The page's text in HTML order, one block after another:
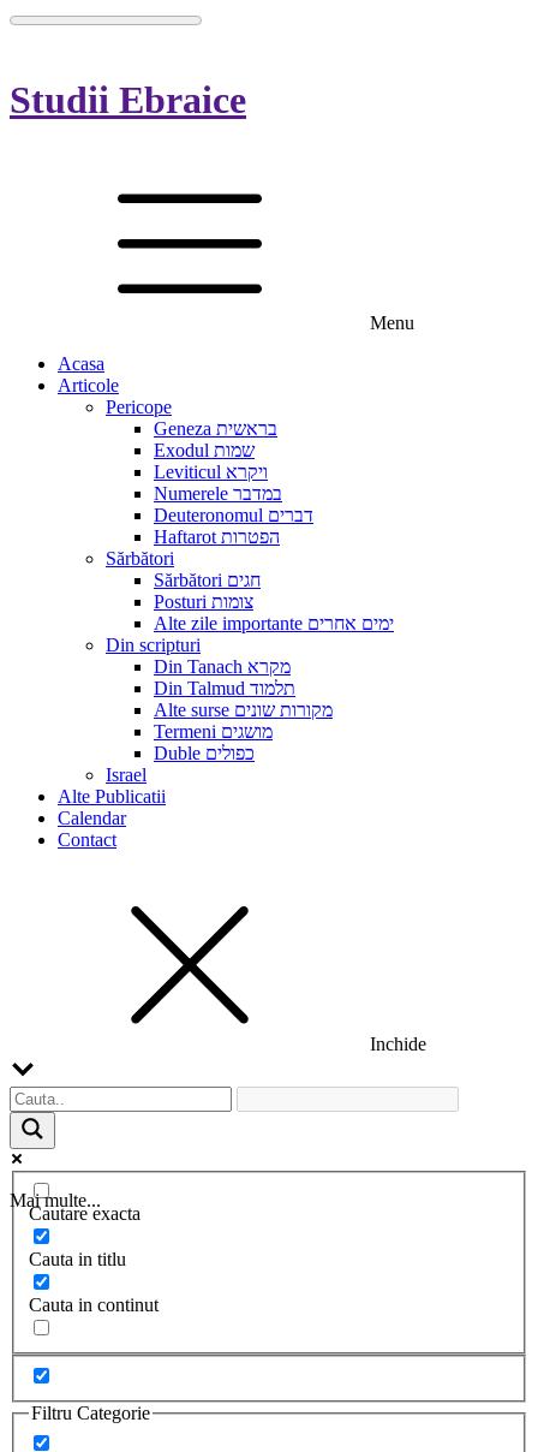
Studii Ebraice
Menu
Acasa
Articole
Pericope
Geneza בראשית
Exodul שמות
Leviticul ויקרא
Numerele במדבר
Deuteronomul דברים
Haftarot הפטרות
Sărbători
Sărbători חגים
Posturi צומות
Alte zile importante ימים אחרים
Din scripturi
Din Tanach מקרא
Din Talmud תלמוד
Alte surse מקורות שונים
Termeni מושגים
Duble כפולים
Israel
Alte Publicatii
Calendar
Contact
Inchide
Mai multe...
Cautare exacta
Cauta in titlu
Cauta in continut
Filtru Categorie